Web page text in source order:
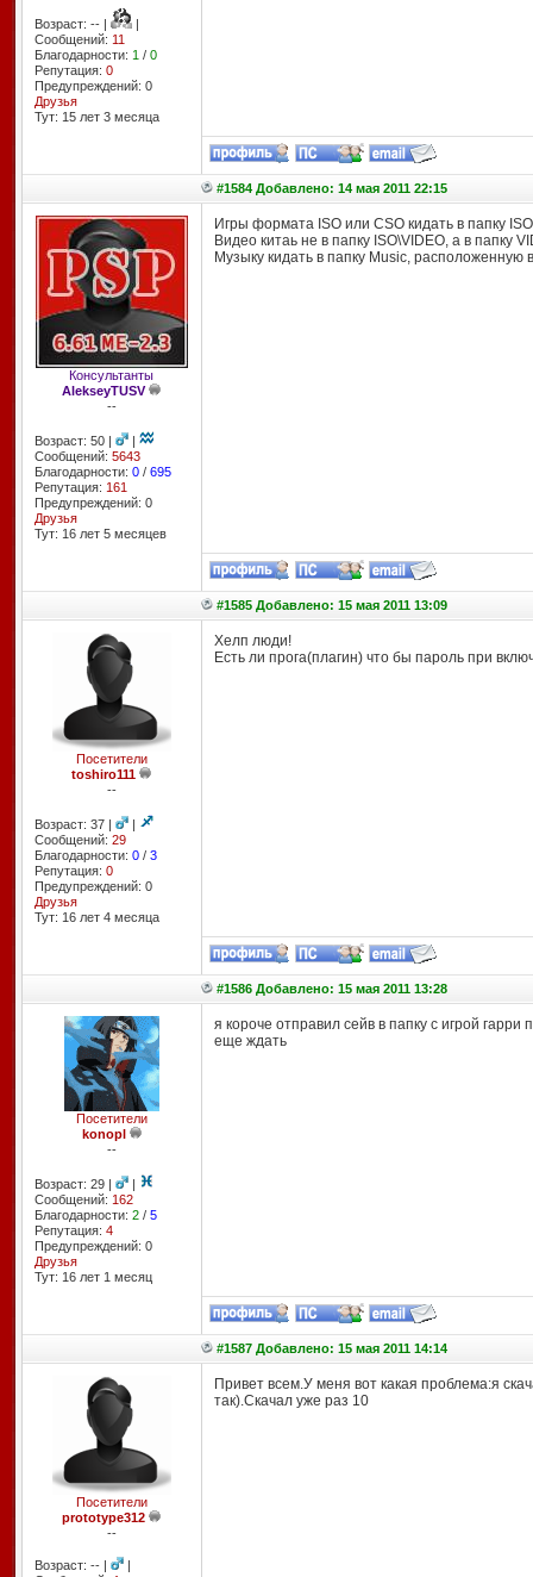
Возраст: -- |
|
Сообщений: 11
Благодарности: 1 / 0
Репутация: 0
Предупреждений: 0
Друзья
Тут: 15 лет 3 месяцa
#1584 Добавлено: 14 мая 2011 22:15
Консультанты
AlekseyTUSV
--
Возраст: 50 |
|
Сообщений: 5643
Благодарности: 0/ 695
Репутация: 161
Предупреждений: 0
Друзья
Тут: 16 лет 5 месяцев
Игры формата ISO или CSO кидать в папку
Видео китаь не в папку ISO\VIDEO, а в папку
Музыку кидать в папку Music, расположенную
#1585 Добавлено: 15 мая 2011 13:09
Посетители
toshiro111
--
Возраст: 37 |
|
Сообщений: 29
Благодарности: 0/ 3
Репутация: 0
Предупреждений: 0
Друзья
Тут: 16 лет 4 месяцa
Хелп люди!
Есть ли прога(плагин) что бы пароль при
#1586 Добавлено: 15 мая 2011 13:28
Посетители
konopl
--
Возраст: 29 |
|
Сообщений: 162
Благодарности: 2/ 5
Репутация: 4
Предупреждений: 0
Друзья
Тут: 16 лет 1 месяц
я короче отправил сейв в папку с игрой
еще ждать
#1587 Добавлено: 15 мая 2011 14:14
Посетители
prototype312
--
Возраст: -- |
|
Привет всем.У меня вот какая проблема:я
так).Скачал уже раз 10